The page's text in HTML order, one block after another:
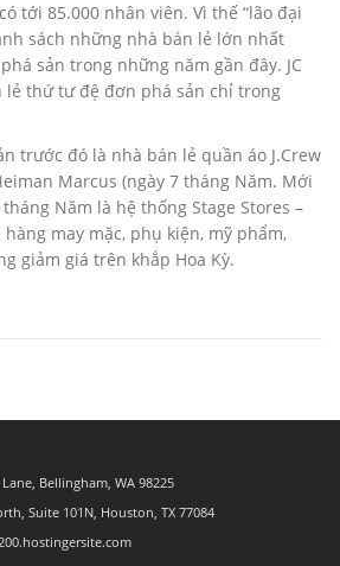
có tới 85.000 nhân viên. Vì thế “lão đại
sách những nhà bán lẻ lớn nhất
sản trong những năm gần đây. JC
lẻ thứ tư đệ đơn phá sản chỉ trong
trước đó là nhà bán lẻ quần áo J.Crew
Marcus (ngày 7 tháng Năm. Mới
Năm là hệ thống Stage Stores –
may mặc, phụ kiện, mỹ phẩm,
giảm giá trên khắp Hoa Kỳ.
Bellingham, WA 98225
Suite 101N, Houston, TX 77084